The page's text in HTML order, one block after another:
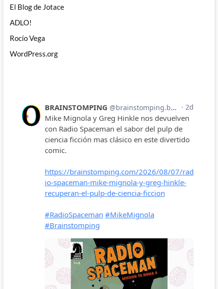
El Blog de Jotace
ADLO!
Rocío Vega
WordPress.org